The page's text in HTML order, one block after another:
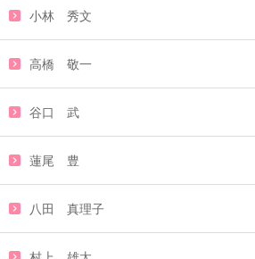
小林 秀文
高橋 敬一
谷口 武
蓮尾 豊
八田 真理子